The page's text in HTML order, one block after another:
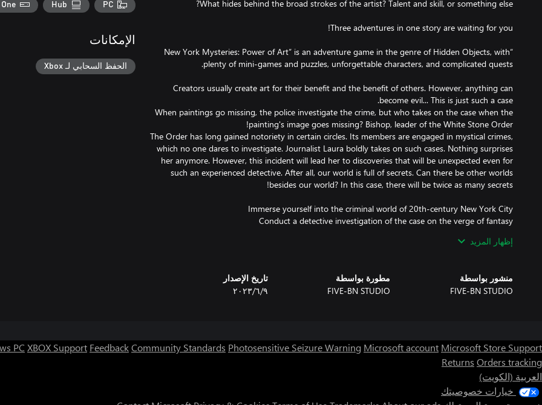
“New York Mysteries: Power of Art” is an adventure game in the genre of Hidden Objects, with
Creators usually create art for their benefit and the benefit of others. However, anything can
When paintings go missing, the police investigate the crime, but who takes on the case when the
The Order has long gained notoriety in certain circles. Its members are engaged in mystical crimes,
which no one dares to investigate. Journalist Laura boldly takes on such cases. Nothing surprises
her anymore. However, this incident will lead her to discoveries that will be unexpected even for
such an experienced detective. After all, our world is full of secrets. Can there be other worlds
إظهار المزيد
منشور بواسطة
FIVE-BN STUDIO
مطورة بواسطة
FIVE-BN STUDIO
تاريخ الإصدار
٩‏/٦‏/٢٠٢٣
PC
Hub
الإمكانات
الحفظ السحابي لـ Xbox
PC XBOX Support FeedbackCommunity Standards Photosensitive Seizure Warning Microsoft account Microsoft Store Support
Returns Orders tracking
العربية (الكويت)
خيارات خصوصيتك